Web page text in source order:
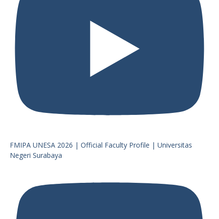
FMIPA UNESA 2026 | Official Faculty Profile | Universitas
Negeri Surabaya